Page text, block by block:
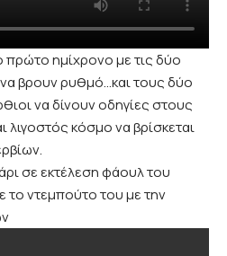
ημίχρονο με τις δύο
βρουν ρυθμό…και τους δύο
να δίνουν οδηγίες στους
κόσμο να βρίσκεται
σε εκτέλεση φάουλ του
ντεμπούτο του με την